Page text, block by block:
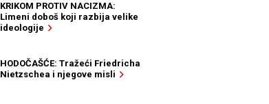
KRIKOM PROTIV NACIZMA:
Limeni doboš koji razbija velike
ideologije
HODOČAŠĆE: Tražeći Friedricha
Nietzschea i njegove misli